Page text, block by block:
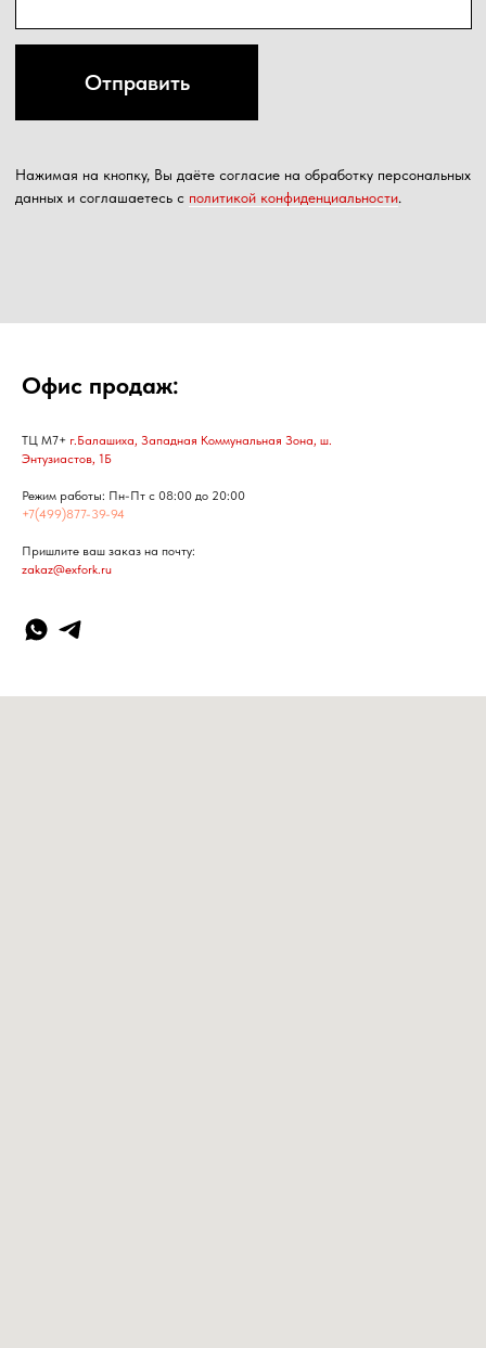
Офис продаж:
ТЦ М7+ г.Балашиха, Западная Коммунальная Зона, ш.
Энтузиастов, 1Б
Режим работы: Пн-Пт с 08:00 до 20:00
+7(499)877-39-94
Пришлите ваш заказ на почту:
zakaz@exfork.ru